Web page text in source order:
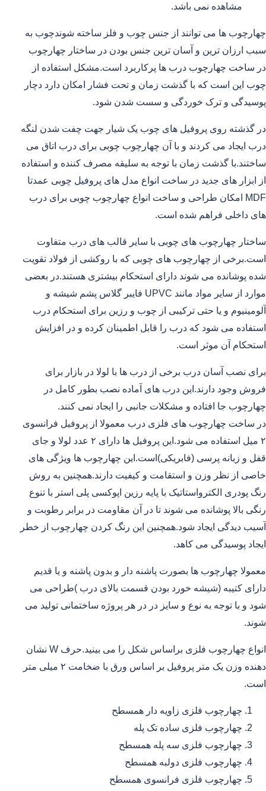
مشاهده نمی باشد.
چهارچوب ها می توانند از جنس چوب و فلز ساخته شوندچوب به
سبب ارزان ترین و آسان ترین جنس بودن در ساختار چهارچوب
در ساخت چهارچوب درب ها پرکاربرد است.مشکل استفاده از
چوب این است که با گذشت زمان و تحت فشار امکان دارد دچار
پوسیدگی و ترک خوردگی و سست شدن شود.
در گذشته روی پروفیل های چوب یک شیار جهت چفت شدن لنگه
درب ایجاد می کردند و با آن چهارچوب چوبی برای درب اتاق می
ساختند.با گذشت زمان با توجه به سلیقه مصرف کننده و استفاده
از ابزار های جدید در ساخت انواع مدل های پروفیل چوبی عمدتا
MDF امکان طراحی و ساخت انواع چهارچوب چوبی برای درب
های داخلی فراهم شده است.
ساختار چهارچوب های چوبی با سایر قالب های درب متفاوت
است.برخی از چهارچوب های چوبی که با روکشی از فولاد تقویت
شده پوشانده می شوند دارای استحکام بیشتری هستند.در بعضی
موارد از سایر مواد مانند UPVC فایبر گلاس پشم شیشه و
آلومینیوم و یا حتی ترکیبی از چوب و رزین برای استحکام درب
استفاده می شود که درب را قابل اطمینان کرده و در افزایش
استحکام آن موثر است.
برای نصب آسان درب برخی از درب ها با لولا در بازار برای
فروش وجود دارند.این درب های آماده نصب بطور کامل در
چهارچوب جا افتاده و مشکلات جانبی را ایجاد نمی کنند.
در ساخت چهارچوب های فلزی درب معمولا از پروفیل فرانسوی
۲ میل استفاده می شود.این پروفیل ها دارای ۲ عدد لولا و جای
قفل و زبانه پرسی (فابریکی)است.این چهارچوب ها ویژگی های
خاصی از نظر وزن و استقامت و کیفیت دارند.همچنین به روش
رنگ پودری الکترواستاتیک با پایه رزین اپوکسی پلی استر با تنوع
رنگی بالا پوشانده می شوند تا در آن مقاومت در برابر رطوبت و
آسیب دیدگی ایجاد شود.همچنین این رنگ کردن چهارچوب از خطر
ایجاد پوسیدگی می کاهد.
معمولا چهارچوب ها بصورت پاشنه دار و بدون پاشنه و یا قدیم
دارای کتیبه (شیشه خورد بودن قسمت بالای درب )طراحی می
شود و با توجه به نوع و سایز در در هر پروژه ساختمانی تولید می
شوند.
انواع چهارچوب فلزی براساس شکل را می بینید.حرف W نشان
دهنده وزن یک متر پروفیل بر اساس ورق با ضخامت ۲ میلی متر
است.
چهارچوب فلزی زاویه دار همسطح
چهارچوب فلزی ساده تک پله
چهارچوب فلزی سه پله همسطح
چهارچوب فلزی دولبه همسطح
چهارچوب فلزی فرانسوی همسطح